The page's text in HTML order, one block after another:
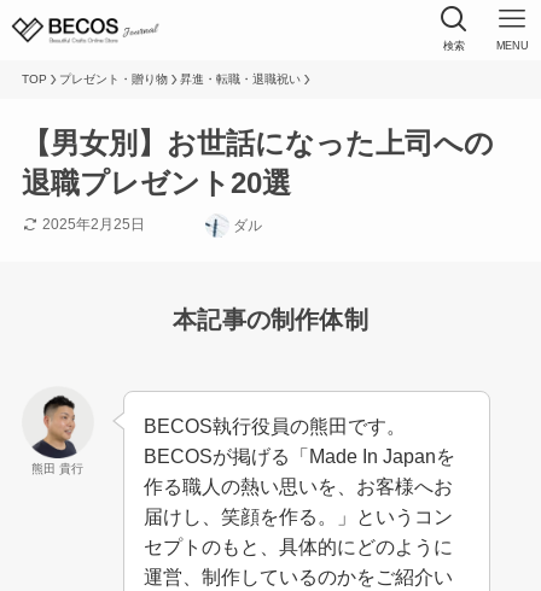
検索 MENU
TOP プレゼント・贈り物 昇進・転職・退職祝い
【男女別】お世話になった上司への
退職プレゼント20選
2025年2月25日 ダル
本記事の制作体制
熊田 貴行
BECOS執行役員の熊田です。
BECOSが掲げる「Made In Japanを
作る職人の熱い思いを、お客様へお
届けし、笑顔を作る。」というコン
セプトのもと、具体的にどのように
運営、制作しているのかをご紹介い